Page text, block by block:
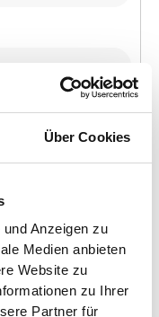
Über Cookies
Anzeigen zu
Medien anbieten
Website zu
zu Ihrer
Partner für